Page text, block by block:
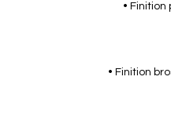
•
• Finition